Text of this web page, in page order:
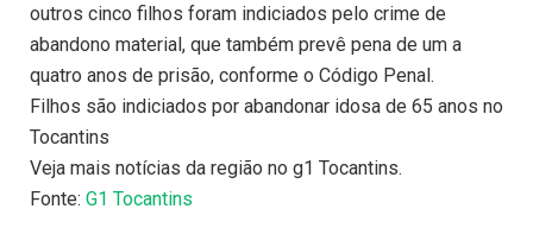
outros cinco filhos foram indiciados pelo crime de
abandono material, que também prevê pena de um a
quatro anos de prisão, conforme o Código Penal.
Filhos são indiciados por abandonar idosa de 65 anos no
Tocantins
Veja mais notícias da região no g1 Tocantins.
Fonte: G1 Tocantins